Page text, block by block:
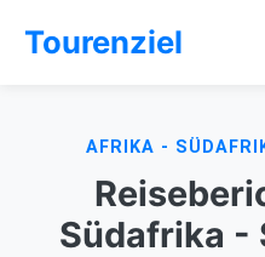
Tourenziel
AFRIKA -
Südafrika -